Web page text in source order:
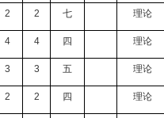
2 2 七 理论
4 4 四 理论
3 3 五 理论
2 2 四 理论